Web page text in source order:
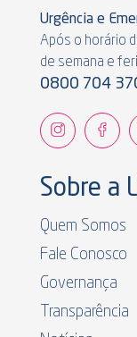
Urgência e
Após o horário
de semana e
0800 704
Sobre a
Quem Somos
Fale Conosco
Governança
Transparência